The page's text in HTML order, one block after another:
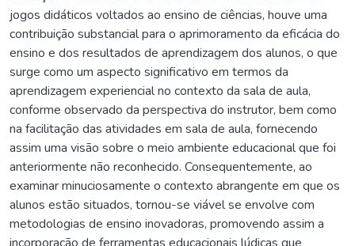
jogos didáticos voltados ao ensino de ciências, houve uma
contribuição substancial para o aprimoramento da eficácia do
ensino e dos resultados de aprendizagem dos alunos, o que
surge como um aspecto significativo em termos da
aprendizagem experiencial no contexto da sala de aula,
conforme observado da perspectiva do instrutor, bem como
na facilitação das atividades em sala de aula, fornecendo
assim uma visão sobre o meio ambiente educacional que foi
anteriormente não reconhecido. Consequentemente, ao
examinar minuciosamente o contexto abrangente em que os
alunos estão situados, tornou-se viável se envolve com
metodologias de ensino inovadoras, promovendo assim a